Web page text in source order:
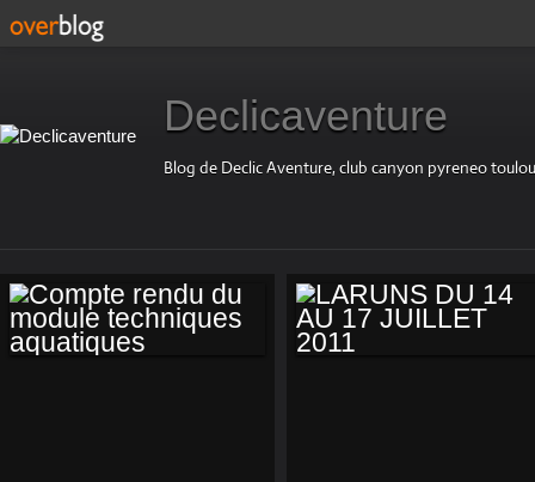
Declicaventure
Blog de Declic Aventure, club canyon pyreneo